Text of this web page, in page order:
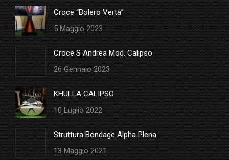
in
new
window
Croce “Bolero Verta”
5 Maggio 2023
Croce S Andrea Mod. Calipso
26 Gennaio 2023
KHULLA CALIPSO
10 Luglio 2022
Struttura Bondage Alpha Plena
13 Maggio 2021